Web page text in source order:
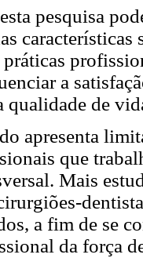
pesquisa
características
a
qualidade de
apresenta
que
Mais
a fim de se
da força